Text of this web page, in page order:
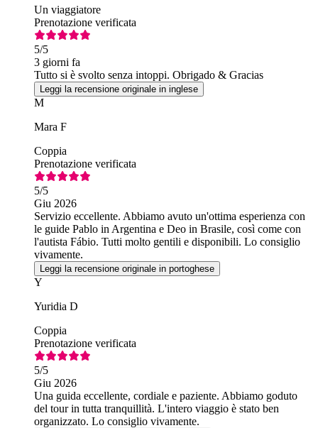
Un viaggiatore
Prenotazione verificata
5/5
3 giorni fa
Tutto si è svolto senza intoppi. Obrigado & Gracias
Leggi la recensione originale in inglese
M
Mara F
Coppia
Prenotazione verificata
5/5
Giu 2026
Servizio eccellente. Abbiamo avuto un'ottima esperienza con
le guide Pablo in Argentina e Deo in Brasile, così come con
l'autista Fábio. Tutti molto gentili e disponibili. Lo consiglio
vivamente.
Leggi la recensione originale in portoghese
Y
Yuridia D
Coppia
Prenotazione verificata
5/5
Giu 2026
Una guida eccellente, cordiale e paziente. Abbiamo goduto
del tour in tutta tranquillità. L'intero viaggio è stato ben
organizzato. Lo consiglio vivamente.